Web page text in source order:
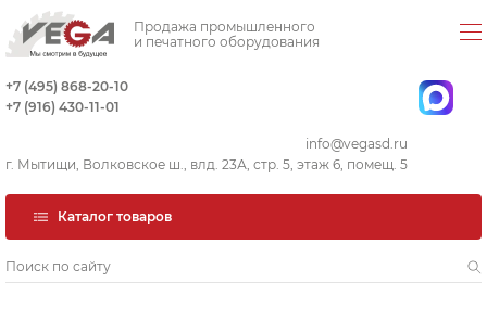
Продажа промышленного
и печатного оборудования
+7 (495) 868-20-10
+7 (916) 430-11-01
info@vegasd.ru
г. Мытищи, Волковское ш., влд. 23А, стр. 5, этаж 6, помещ. 5
Каталог товаров